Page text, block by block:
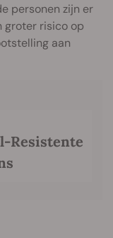
personen zijn er
groter risico op
aan
Resistente